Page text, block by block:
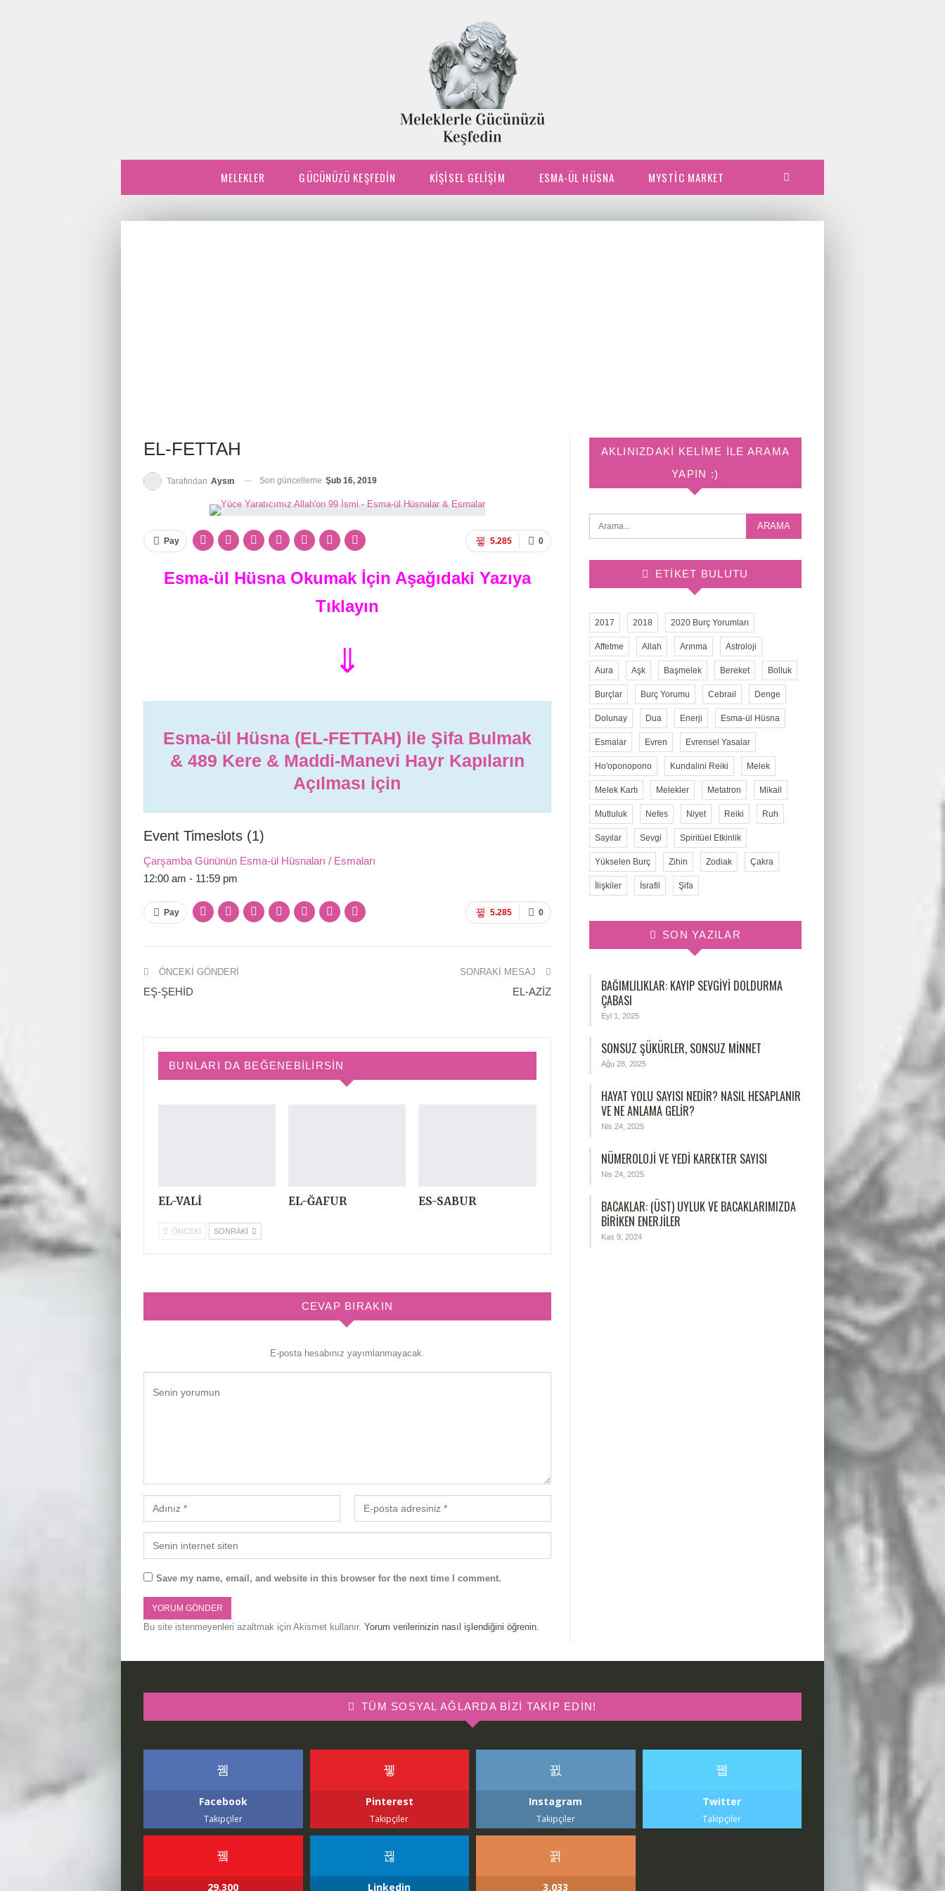
MELEKLER GÜCÜNÜZÜ KEŞFEDIN KIŞISEL GELIŞIM ESMA-ÜL HÜSNA MYSTIC MARKET
EL-FETTAH
Tarafından Aysın Son güncelleme Şub 16, 2019
0
5.285
Pay
Esma-ül Hüsna Okumak İçin Aşağıdaki Yazıya
Tıklayın
‌⇓
Esma-ül Hüsna (EL-FETTAH) ile Şifa Bulmak
& 489 Kere & Maddi-Manevi Hayr Kapıların
Açılması için
Event Timeslots (1)
Çarşamba Gününün Esma-ül Hüsnaları / Esmaları
12:00 am - 11:59 pm
0
5.285
Pay
ÖNCEKI GÖNDERI
EŞ-ŞEHİD
SONRAKI MESAJ
EL-AZİZ
BUNLARI DA BEĞENEBILIRSIN
EL-VALİ EL-ĞAFUR ES-SABUR
ÖNCEKI SONRAKI
CEVAP BIRAKIN
E-posta hesabınız yayımlanmayacak.
Save my name, email, and website in this browser for the next time I comment.
Bu site istenmeyenleri azaltmak için Akismet kullanır. Yorum verilerinizin nasıl işlendiğini öğrenin.
AKLINIZDAKI KELIME ILE ARAMA
YAPIN :)
ETIKET BULUTU
2017 2018 2020 Burç Yorumları
Affetme Allah Arınma Astroloji
Aura Aşk Başmelek Bereket Bolluk
Burçlar Burç Yorumu Cebrail Denge
Dolunay Dua Enerji Esma-ül Hüsna
Esmalar Evren Evrensel Yasalar
Ho'oponopono Kundalini Reiki Melek
Melek Kartı Melekler Metatron Mikail
Mutluluk Nefes Niyet Reiki Ruh
Sayılar Sevgi Spiritüel Etkinlik
Yükselen Burç Zihin Zodiak Çakra
İlişkiler İsrafil Şifa
SON YAZILAR
BAĞIMLILIKLAR: KAYIP SEVGIYI DOLDURMA
ÇABASI
Eyl 1, 2025
SONSUZ ŞÜKÜRLER, SONSUZ MINNET
Ağu 28, 2025
HAYAT YOLU SAYISI NEDIR? NASIL HESAPLANIR
VE NE ANLAMA GELIR?
Nis 24, 2025
NÜMEROLOJİ VE YEDİ KAREKTER SAYISI
Nis 24, 2025
BACAKLAR: (ÜST) UYLUK VE BACAKLARIMIZDA
BIRIKEN ENERJILER
Kas 9, 2024
TÜM SOSYAL AĞLARDA BIZI TAKIP EDIN!
Facebook
Takipçiler
Pinterest
Takipçiler
Instagram
Takipçiler
Twitter
Takipçiler
29,300 Linkedin 3,033